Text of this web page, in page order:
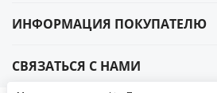
ИНФОРМАЦИЯ ПОКУПАТЕЛЮ
СВЯЗАТЬСЯ С НАМИ